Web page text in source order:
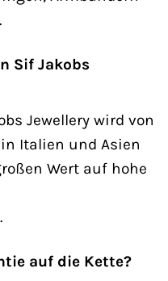
Sif Jakobs
Jewellery wird von
Italien und Asien
Wert auf hohe
auf die Kette?